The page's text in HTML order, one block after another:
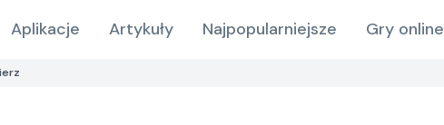
Aplikacje Artykuły Najpopularniejsze Gry online